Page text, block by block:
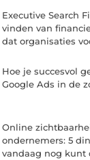
Executive Search
vinden van
dat organisaties
Hoe je succesvol
Google Ads in de
Online
ondernemers: 5
vandaag nog kunt